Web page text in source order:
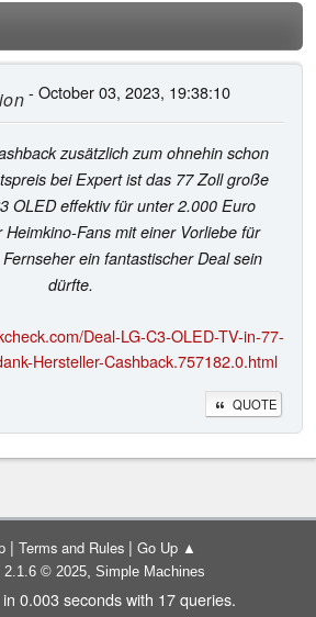
- October 03, 2023, 19:38:10
zusätzlich zum ohnehin schon
bei Expert ist das 77 Zoll große
OLED effektiv für unter 2.000 Euro
Fans mit einer Vorliebe für
ein fantastischer Deal sein
dürfte.
Deal-LG-C3-OLED-TV-in-77-
Hersteller-Cashback.757182.0.html
QUOTE
| Terms and Rules | Go Up ▲
2.1.6 © 2025, Simple Machines
0.003 seconds with 17 queries.